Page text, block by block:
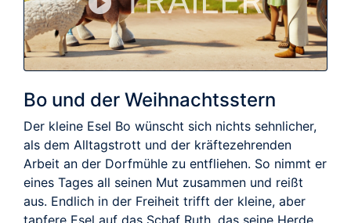
Bo und der Weihnachtsstern
Der kleine Esel Bo wünscht sich nichts sehnlicher,
als dem Alltagstrott und der kräftezehrenden
Arbeit an der Dorfmühle zu entfliehen. So nimmt er
eines Tages all seinen Mut zusammen und reißt
aus. Endlich in der Freiheit trifft der kleine, aber
tapfere Esel auf das Schaf Ruth, das seine Herde